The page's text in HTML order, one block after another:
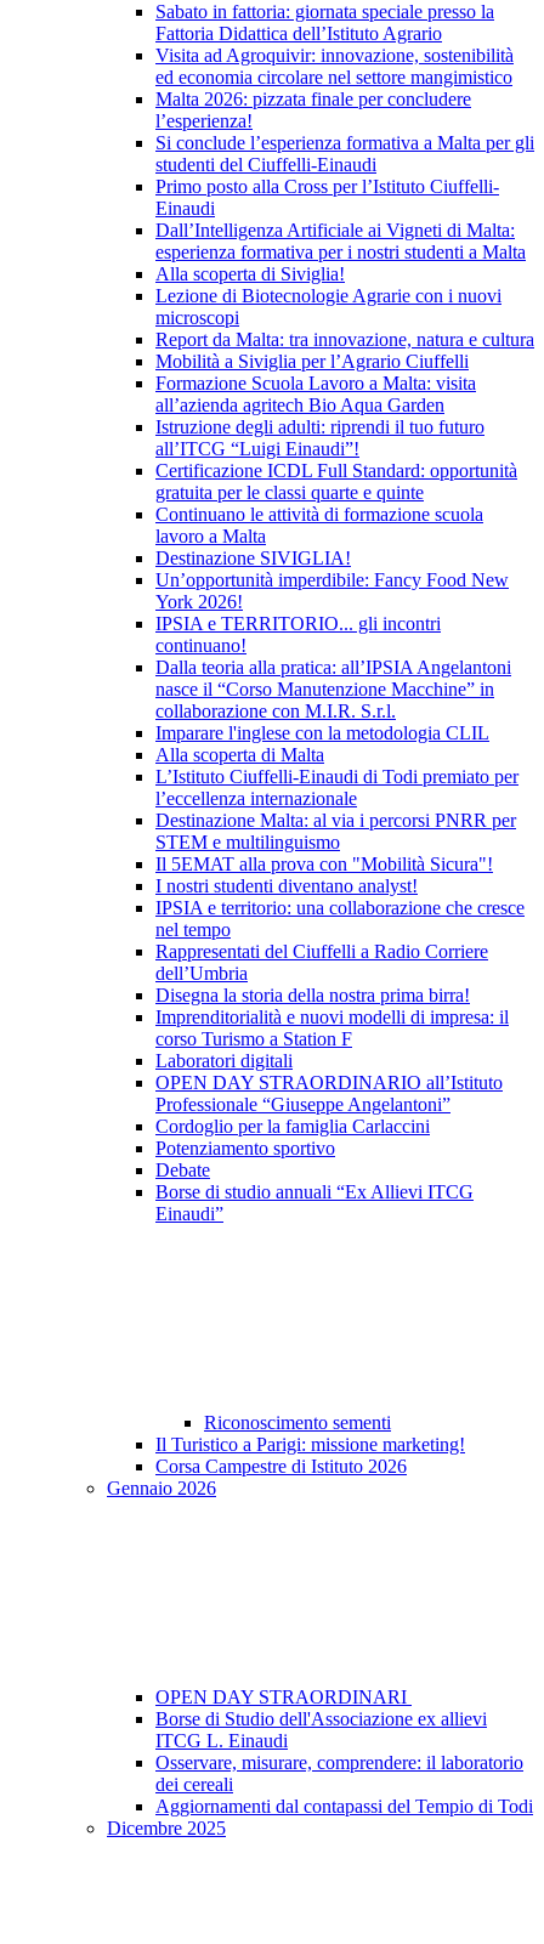
Sabato in fattoria: giornata speciale presso la
Fattoria Didattica dell’Istituto Agrario
Visita ad Agroquivir: innovazione, sostenibilità
ed economia circolare nel settore mangimistico
Malta 2026: pizzata finale per concludere
l’esperienza!
Si conclude l’esperienza formativa a Malta per gli
studenti del Ciuffelli-Einaudi
Primo posto alla Cross per l’Istituto Ciuffelli-
Einaudi
Dall’Intelligenza Artificiale ai Vigneti di Malta:
esperienza formativa per i nostri studenti a Malta
Alla scoperta di Siviglia!
Lezione di Biotecnologie Agrarie con i nuovi
microscopi
Report da Malta: tra innovazione, natura e cultura
Mobilità a Siviglia per l’Agrario Ciuffelli
Formazione Scuola Lavoro a Malta: visita
all’azienda agritech Bio Aqua Garden
Istruzione degli adulti: riprendi il tuo futuro
all’ITCG “Luigi Einaudi”!
Certificazione ICDL Full Standard: opportunità
gratuita per le classi quarte e quinte
Continuano le attività di formazione scuola
lavoro a Malta
Destinazione SIVIGLIA!
Un’opportunità imperdibile: Fancy Food New
York 2026!
IPSIA e TERRITORIO... gli incontri
continuano!
Dalla teoria alla pratica: all’IPSIA Angelantoni
nasce il “Corso Manutenzione Macchine” in
collaborazione con M.I.R. S.r.l.
Imparare l'inglese con la metodologia CLIL
Alla scoperta di Malta
L’Istituto Ciuffelli-Einaudi di Todi premiato per
l’eccellenza internazionale
Destinazione Malta: al via i percorsi PNRR per
STEM e multilinguismo
Il 5EMAT alla prova con "Mobilità Sicura"!
I nostri studenti diventano analyst!
IPSIA e territorio: una collaborazione che cresce
nel tempo
Rappresentati del Ciuffelli a Radio Corriere
dell’Umbria
Disegna la storia della nostra prima birra!
Imprenditorialità e nuovi modelli di impresa: il
corso Turismo a Station F
Laboratori digitali
OPEN DAY STRAORDINARIO all’Istituto
Professionale “Giuseppe Angelantoni”
Cordoglio per la famiglia Carlaccini
Potenziamento sportivo
Debate
Borse di studio annuali “Ex Allievi ITCG
Einaudi”
Riconoscimento sementi
Il Turistico a Parigi: missione marketing!
Corsa Campestre di Istituto 2026
Gennaio 2026
OPEN DAY STRAORDINARI
Borse di Studio dell'Associazione ex allievi
ITCG L. Einaudi
Osservare, misurare, comprendere: il laboratorio
dei cereali
Aggiornamenti dal contapassi del Tempio di Todi
Dicembre 2025